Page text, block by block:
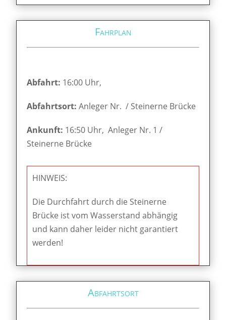
Fahrplan
Abfahrt: 16:00 Uhr,
Abfahrtsort:Anleger Nr. / Steinerne Brücke
Ankunft: 16:50 Uhr, Anleger Nr. 1 /
Steinerne Brücke
HINWEIS:
Die Durchfahrt durch die Steinerne
Brücke ist vom Wasserstand abhängig
und kann daher leider nicht garantiert
werden!
Abfahrtsort